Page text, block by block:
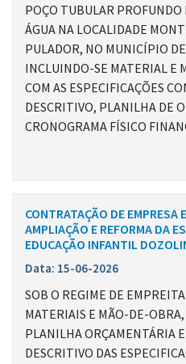
POÇO TUBULAR
ÁGUA NA LOCALIDADE
PULADOR, NO MUNICÍPIO
INCLUINDO-SE MATERIAL E
COM AS ESPECIFICAÇÕES
DESCRITIVO, PLANILHA DE
CRONOGRAMA FÍSICO
CONTRATAÇÃO DE EMPRESA
AMPLIAÇÃO E REFORMA DA
EDUCAÇÃO INFANTIL
Data: 15-06-2026
SOB O REGIME DE
MATERIAIS E MÃO-DE-OBRA,
PLANILHA ORÇAMENTÁRIA
DESCRITIVO DAS